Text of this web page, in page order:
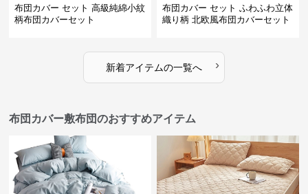
布団カバー セット 高級純綿小紋
柄布団カバーセット
布団カバー セット ふわふわ立体
織り柄 北欧風布団カバーセット
新着アイテムの一覧へ ›
布団カバー敷布団のおすすめアイテム